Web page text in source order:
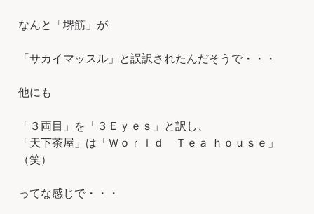
なんと「堺筋」が
「サカイマッスル」と誤訳されたんだそうで・・・
他にも
「３両目」を「３Ｅｙｅｓ」と訳し、
「天下茶屋」は「Ｗｏｒｌｄ Ｔｅａ ｈｏｕｓｅ」
（笑）
ってな感じで・・・